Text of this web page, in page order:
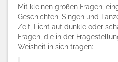
Mit kleinen großen Fragen,
Geschichten, Singen und
Zeit, Licht auf dunkle oder
Fragen, die in der
Weisheit in sich tragen: